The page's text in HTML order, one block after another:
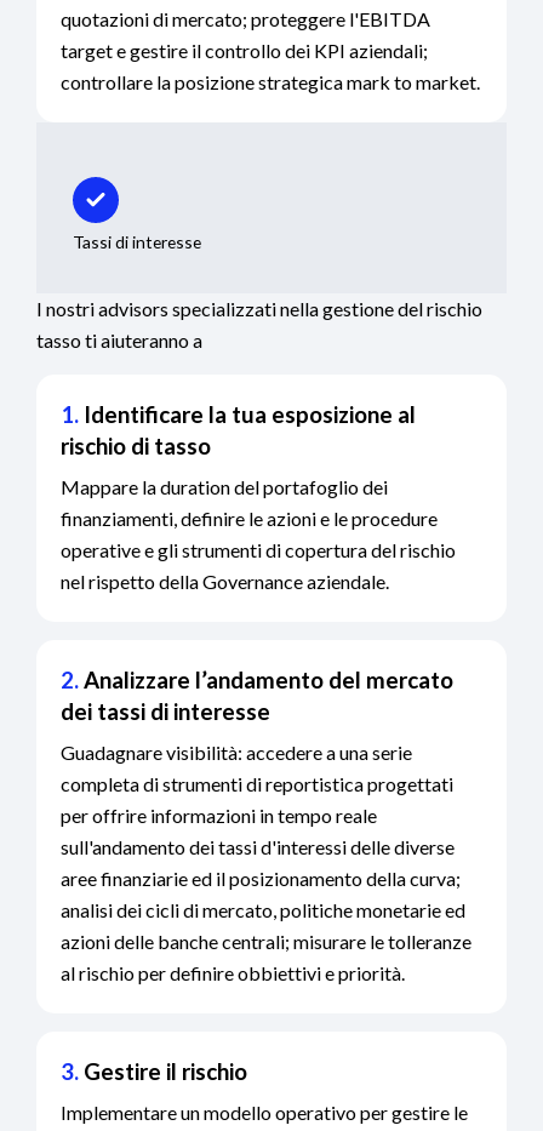
quotazioni di mercato; proteggere l'EBITDA
target e gestire il controllo dei KPI aziendali;
controllare la posizione strategica mark to market.
Tassi di interesse
I nostri advisors specializzati nella gestione del rischio
tasso ti aiuteranno a
1. Identificare la tua esposizione al
rischio di tasso
Mappare la duration del portafoglio dei
finanziamenti, definire le azioni e le procedure
operative e gli strumenti di copertura del rischio
nel rispetto della Governance aziendale.
2.Analizzare l’andamento del mercato
dei tassi di interesse
Guadagnare visibilità: accedere a una serie
completa di strumenti di reportistica progettati
per offrire informazioni in tempo reale
sull'andamento dei tassi d'interessi delle diverse
aree finanziarie ed il posizionamento della curva;
analisi dei cicli di mercato, politiche monetarie ed
azioni delle banche centrali; misurare le tolleranze
al rischio per definire obbiettivi e priorità.
3. Gestire il rischio
Implementare un modello operativo per gestire le